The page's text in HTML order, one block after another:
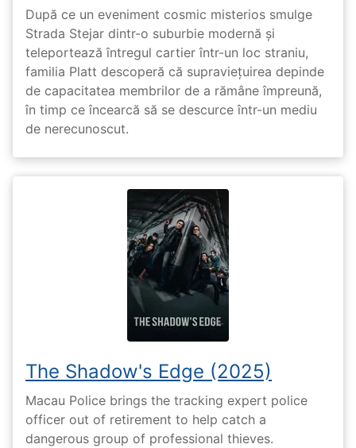
După ce un eveniment cosmic misterios smulge
Strada Stejar dintr-o suburbie modernă și
teleportează întregul cartier într-un loc straniu,
familia Platt descoperă că supraviețuirea depinde
de capacitatea membrilor de a rămâne împreună,
în timp ce încearcă să se descurce într-un mediu
de nerecunoscut.
The Shadow's Edge (2025)
Macau Police brings the tracking expert police
officer out of retirement to help catch a
dangerous group of professional thieves.